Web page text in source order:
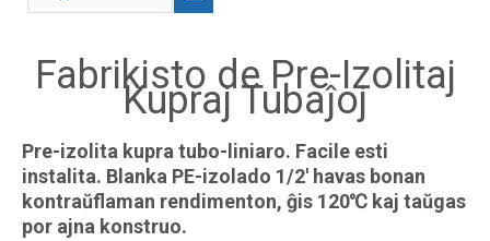
Fabrikisto de Pre-Izolitaj
Kupraj Tubaĵoj
Pre-izolita kupra tubo-liniaro. Facile esti
instalita. Blanka PE-izolado 1/2' havas bonan
kontraŭflaman rendimenton, ĝis 120℃ kaj taŭgas
por ajna konstruo.